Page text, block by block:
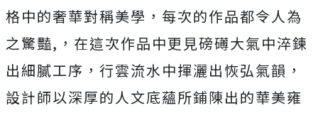
格中的奢華對稱美學，每次的作品都令人為
之驚豔,，在這次作品中更見磅礡大氣中淬鍊
出細膩工序，行雲流水中揮灑出恢弘氣韻，
設計師以深厚的人文底蘊所鋪陳出的華美雍